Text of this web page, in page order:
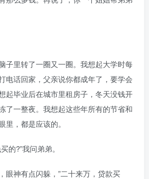
里转了一圈又一圈。我想起大学时每
电话回家，父亲说你都成年了，要学会
起毕业后在城市里租房子，冬天没钱开
了一整夜。我想起这些年所有的节省和
里，都是应该的。
?”我问弟弟。
神有点闪躲，”二十来万，贷款买